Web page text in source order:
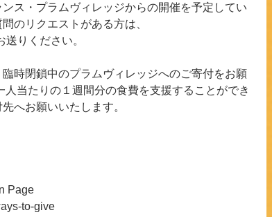
ス・プラムヴィレッジからの開催を予定してい
のリクエストがある方は、
りください。
時閉鎖中のプラムヴィレッジへのご寄付をお願
当たりの１週間分の食費を支援することができ
へお願いいたします。
Page
to-give